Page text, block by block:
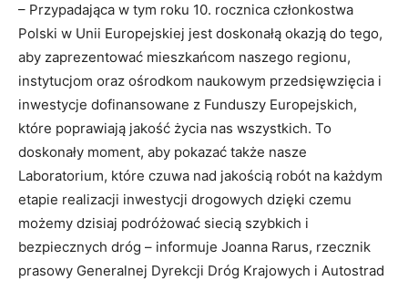
– Przypadająca w tym roku 10. rocznica członkostwa
Polski w Unii Europejskiej jest doskonałą okazją do tego,
aby zaprezentować mieszkańcom naszego regionu,
instytucjom oraz ośrodkom naukowym przedsięwzięcia i
inwestycje dofinansowane z Funduszy Europejskich,
które poprawiają jakość życia nas wszystkich. To
doskonały moment, aby pokazać także nasze
Laboratorium, które czuwa nad jakością robót na każdym
etapie realizacji inwestycji drogowych dzięki czemu
możemy dzisiaj podróżować siecią szybkich i
bezpiecznych dróg – informuje Joanna Rarus, rzecznik
prasowy Generalnej Dyrekcji Dróg Krajowych i Autostrad